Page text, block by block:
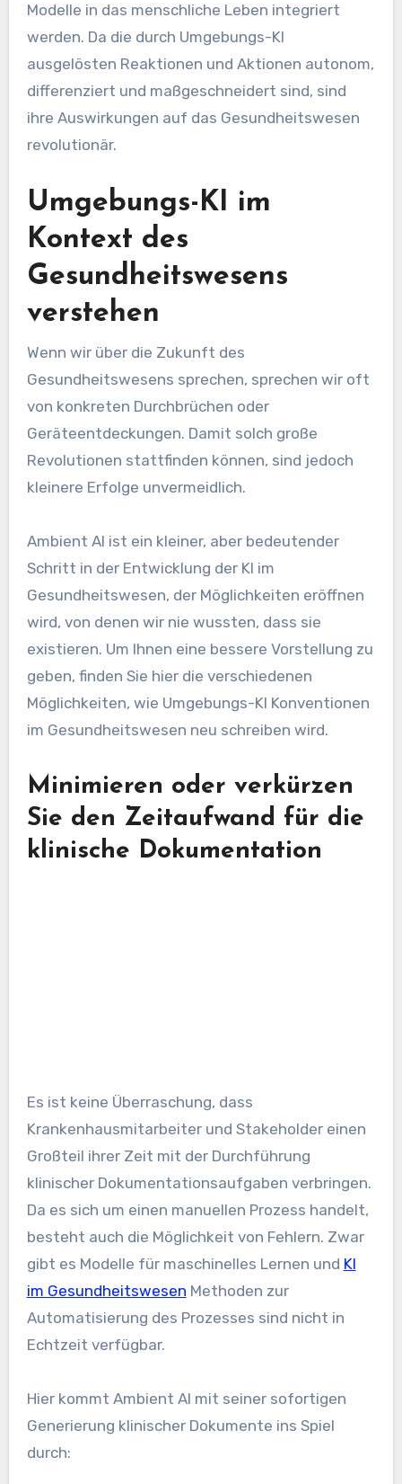
Modelle in das menschliche Leben integriert
werden. Da die durch Umgebungs-KI
ausgelösten Reaktionen und Aktionen autonom,
differenziert und maßgeschneidert sind, sind
ihre Auswirkungen auf das Gesundheitswesen
revolutionär.
Umgebungs-KI im
Kontext des
Gesundheitswesens
verstehen
Wenn wir über die Zukunft des
Gesundheitswesens sprechen, sprechen wir oft
von konkreten Durchbrüchen oder
Geräteentdeckungen. Damit solch große
Revolutionen stattfinden können, sind jedoch
kleinere Erfolge unvermeidlich.
Ambient AI ist ein kleiner, aber bedeutender
Schritt in der Entwicklung der KI im
Gesundheitswesen, der Möglichkeiten eröffnen
wird, von denen wir nie wussten, dass sie
existieren. Um Ihnen eine bessere Vorstellung zu
geben, finden Sie hier die verschiedenen
Möglichkeiten, wie Umgebungs-KI Konventionen
im Gesundheitswesen neu schreiben wird.
Minimieren oder verkürzen
Sie den Zeitaufwand für die
klinische Dokumentation
Es ist keine Überraschung, dass
Krankenhausmitarbeiter und Stakeholder einen
Großteil ihrer Zeit mit der Durchführung
klinischer Dokumentationsaufgaben verbringen.
Da es sich um einen manuellen Prozess handelt,
besteht auch die Möglichkeit von Fehlern. Zwar
gibt es Modelle für maschinelles Lernen und KI
im Gesundheitswesen Methoden zur
Automatisierung des Prozesses sind nicht in
Echtzeit verfügbar.
Hier kommt Ambient AI mit seiner sofortigen
Generierung klinischer Dokumente ins Spiel
durch: